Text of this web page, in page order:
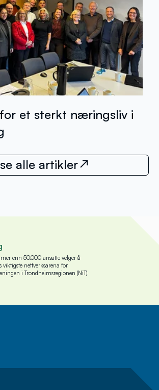
et sterkt næringsliv i
se alle artikler
enn 50.000 ansatte velger å
nettverksarena for
i Trondheimsregionen (NiT).